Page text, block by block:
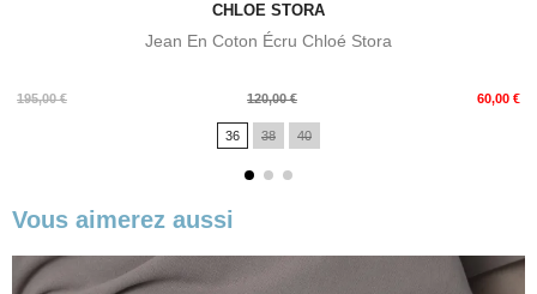
CHLOE STORA
Jean En Coton Écru Chloé Stora
195,00 €
Prix
120,00 € 60,00 €
Prix
36 38 40
Vous aimerez aussi